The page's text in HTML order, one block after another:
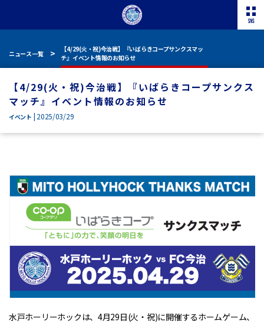
ニュース一覧
【4/29(火・祝)今治戦】『いばらきコープサンクスマッ
チ』イベント情報のお知らせ
【4/29(火・祝)今治戦】『いばらきコープサンクス
マッチ』イベント情報のお知らせ
イベント | 2025/03/29
水戸ホーリーホックは、4月29日(火・祝)に開催するホームゲーム、